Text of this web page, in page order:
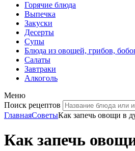
Горячие блюда
Выпечка
Закуски
Десерты
Супы
Блюда из овощей, грибов,
Салаты
Завтраки
Алкоголь
Меню
Поиск рецептов
ГлавнаяСоветыКак запечь овощи в
Как запечь